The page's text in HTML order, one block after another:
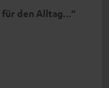
für den Alltag…“